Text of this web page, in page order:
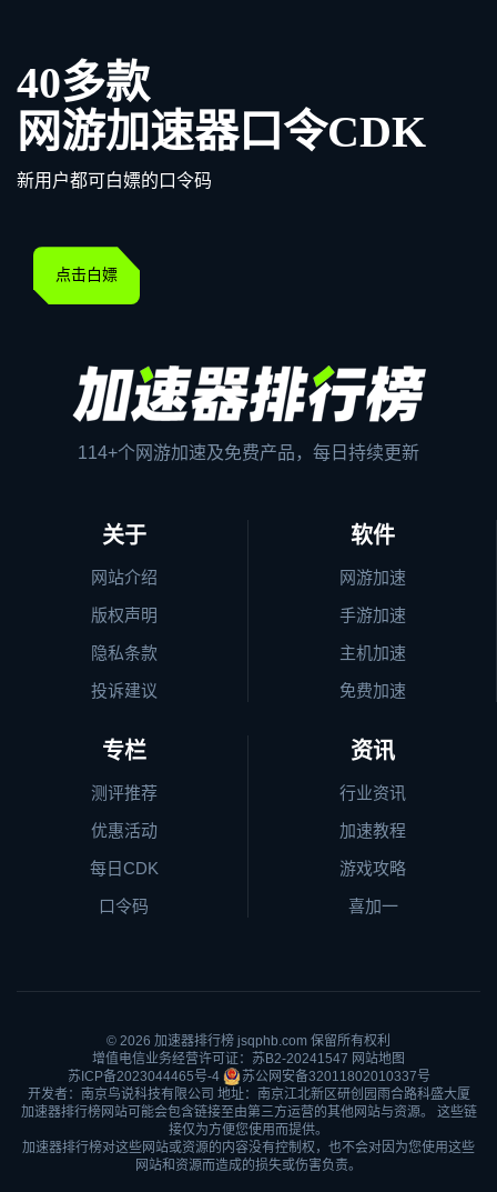
40多款
网游加速器口令CDK
新用户都可白嫖的口令码
点击白嫖
114+个网游加速及免费产品，每日持续更新
关于
网站介绍
版权声明
隐私条款
投诉建议
软件
网游加速
手游加速
主机加速
免费加速
专栏
测评推荐
优惠活动
每日CDK
口令码
资讯
行业资讯
加速教程
游戏攻略
喜加一
© 2026 加速器排行榜 jsqphb.com 保留所有权利
增值电信业务经营许可证：苏B2-20241547 网站地图
苏ICP备2023044465号-4
苏公网安备32011802010337号
开发者：南京鸟说科技有限公司 地址：南京江北新区研创园雨合路科盛大厦
加速器排行榜网站可能会包含链接至由第三方运营的其他网站与资源。 这些链
接仅为方便您使用而提供。
加速器排行榜对这些网站或资源的内容没有控制权，也不会对因为您使用这些
网站和资源而造成的损失或伤害负责。